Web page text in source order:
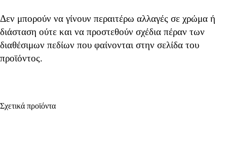
Δεν μπορούν να γίνουν περαιτέρω αλλαγές σε χρώμα ή
διάσταση ούτε και να προστεθούν σχέδια πέραν των
διαθέσιμων πεδίων που φαίνονται στην σελίδα του
προϊόντος.
Σχετικά προϊόντα